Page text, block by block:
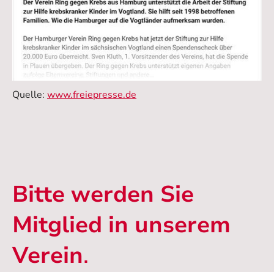
Quelle: www.freiepresse.de
Bitte werden Sie
Mitglied in unserem
Verein.